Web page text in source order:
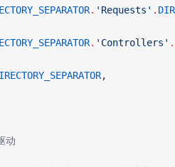
. 'Requests' .
. 'Controllers' .
,
动